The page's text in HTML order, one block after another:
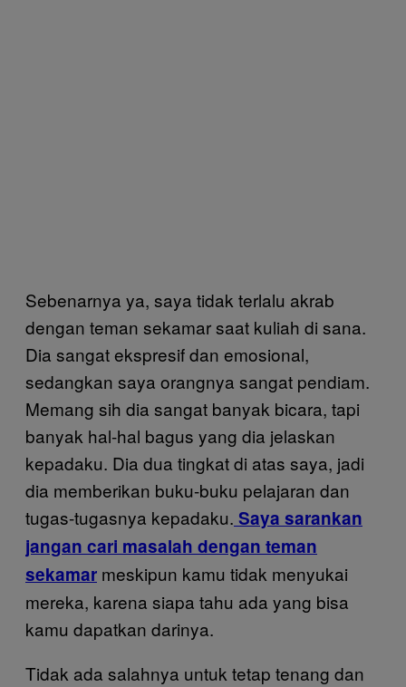
Sebenarnya ya, saya tidak terlalu akrab
dengan teman sekamar saat kuliah di sana.
Dia sangat ekspresif dan emosional,
sedangkan saya orangnya sangat pendiam.
Memang sih dia sangat banyak bicara, tapi
banyak hal-hal bagus yang dia jelaskan
kepadaku. Dia dua tingkat di atas saya, jadi
dia memberikan buku-buku pelajaran dan
tugas-tugasnya kepadaku. Saya sarankan
jangan cari masalah dengan teman
sekamar meskipun kamu tidak menyukai
mereka, karena siapa tahu ada yang bisa
kamu dapatkan darinya.
Tidak ada salahnya untuk tetap tenang dan